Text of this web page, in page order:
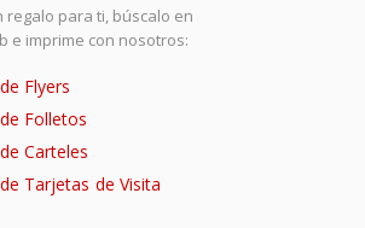
regalo para ti, búscalo en
e imprime con nosotros:
Flyers
Folletos
Carteles
Tarjetas de Visita